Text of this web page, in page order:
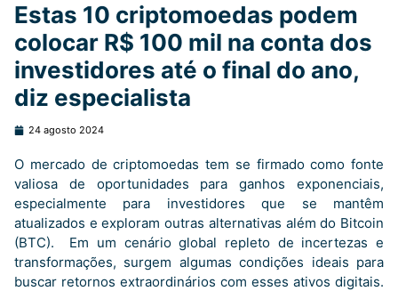
Estas 10 criptomoedas podem
colocar R$ 100 mil na conta dos
investidores até o final do ano,
diz especialista
24 agosto 2024
O mercado de criptomoedas tem se firmado como fonte
valiosa de oportunidades para ganhos exponenciais,
especialmente para investidores que se mantêm
atualizados e exploram outras alternativas além do Bitcoin
(BTC). Em um cenário global repleto de incertezas e
transformações, surgem algumas condições ideais para
buscar retornos extraordinários com esses ativos digitais.